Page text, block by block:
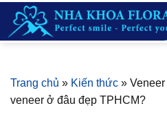
content
Trang chủ » Kiến thức »
veneer ở đâu đẹp TPHCM?